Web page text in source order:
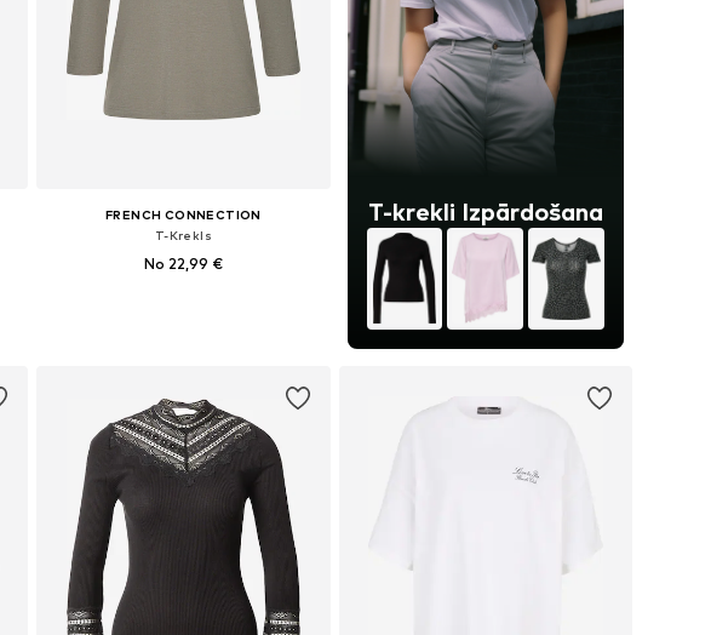
FRENCH CONNECTION
T-Krekls
No 22,99 €
T-krekli Izpārdošana